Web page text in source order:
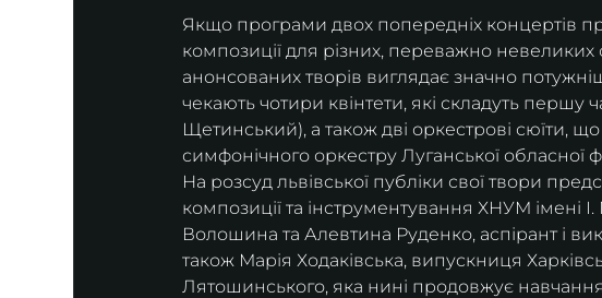
Якщо програми двох попередніх концертів
композиції для різних, переважно невеликих
анонсованих творів виглядає значно
чекають чотири квінтети, які складуть
Щетинський), а також дві оркестрові сюїти,
симфонічного оркестру Луганської обласної
На розсуд львівської публіки свої твори
композиції та інструментування ХНУМ імені
Волошина та Алевтина Руденко, аспірант і
також Марія Ходаківська, випускниця
Лятошинського, яка нині продовжує